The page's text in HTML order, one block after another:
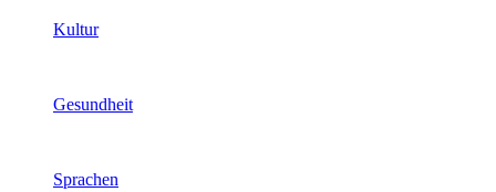
Kultur
Gesundheit
Sprachen